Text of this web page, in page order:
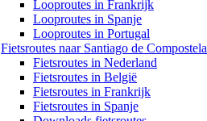
Looproutes in Frankrijk
Looproutes in Spanje
Looproutes in Portugal
Fietsroutes naar Santiago de Compostela
Fietsroutes in Nederland
Fietsroutes in België
Fietsroutes in Frankrijk
Fietsroutes in Spanje